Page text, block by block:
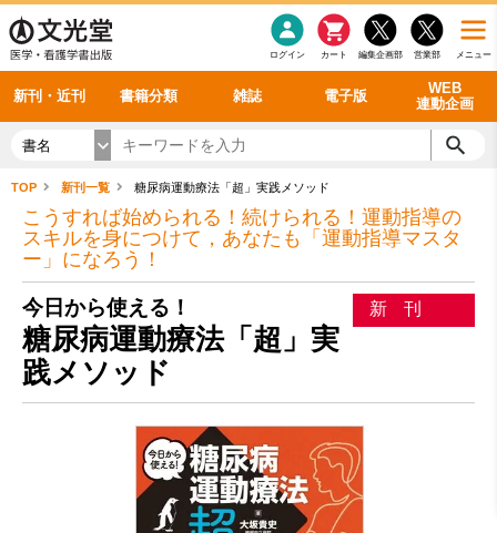
メニュー
営業部
編集企画部
カート
ログイン
新刊・近刊 書籍分類 雑誌 電子版
WEB
連動企画
感染症 老年医学
看護・介護
呼吸器
循環器
シリーズ一覧
雑誌投稿規定
理学療法
雑誌案内・年間購読 最新号 バックナンバー
電子書籍
電子雑誌
書籍「データに基づく臨床動作分析」WEB動画
書籍「眼手術学」WEB動画
書籍「神経症候学 II 改訂第二版」 WEB動画
新刊一覧
今後の発行予定
書名
TOP 新刊一覧 糖尿病運動療法「超」実践メソッド
こうすれば始められる！続けられる！運動指導の
スキルを身につけて，あなたも「運動指導マスタ
ー」になろう！
新刊
今日から使える！
糖尿病運動療法「超」実
践メソッド